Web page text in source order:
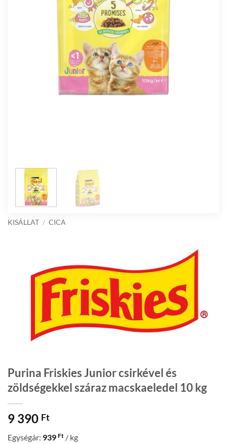
KISÁLLAT / CICA
Purina Friskies Junior csirkével és
zöldségekkel száraz macskaeledel 10 kg
9 390 Ft
Egységár: 939 Ft / kg